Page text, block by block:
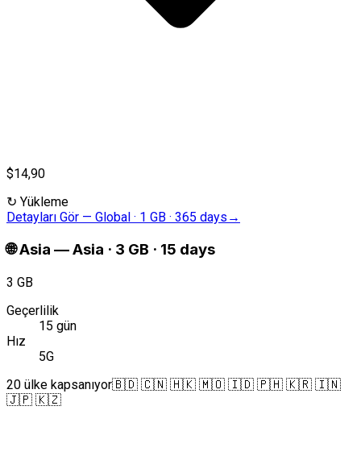
$14,90
↻ Yükleme
Detayları Gör — Global · 1 GB · 365 days →
🌐Asia —Asia · 3 GB · 15 days
3 GB
Geçerlilik
15 gün
Hız
5G
20 ülke kapsanıyor🇧🇩 🇨🇳 🇭🇰 🇲🇴 🇮🇩 🇵🇭 🇰🇷 🇮🇳
🇯🇵 🇰🇿